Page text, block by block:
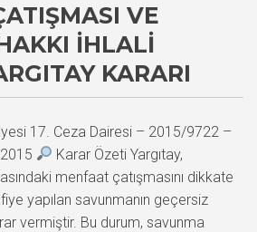
VE
İHLALI
KARARI
17. Ceza Dairesi – 2015/9722 –
Karar Özeti Yargıtay,
menfaat çatışmasını dikkate
yapılan savunmanın geçersiz
vermiştir. Bu durum, savunma